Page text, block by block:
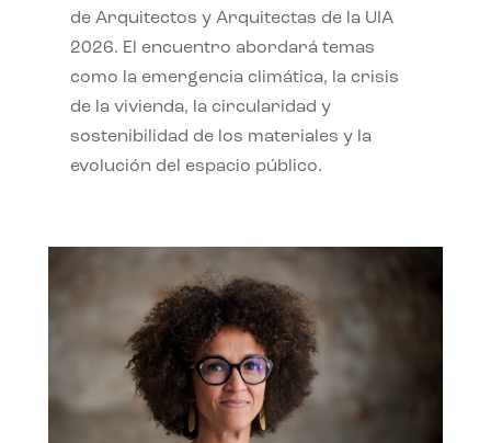
de Arquitectos y Arquitectas de la UIA
2026. El encuentro abordará temas
como la emergencia climática, la crisis
de la vivienda, la circularidad y
sostenibilidad de los materiales y la
evolución del espacio público.